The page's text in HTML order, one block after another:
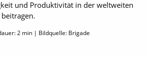
und Produktivität in der weltweiten
2 min | Bildquelle: Brigade